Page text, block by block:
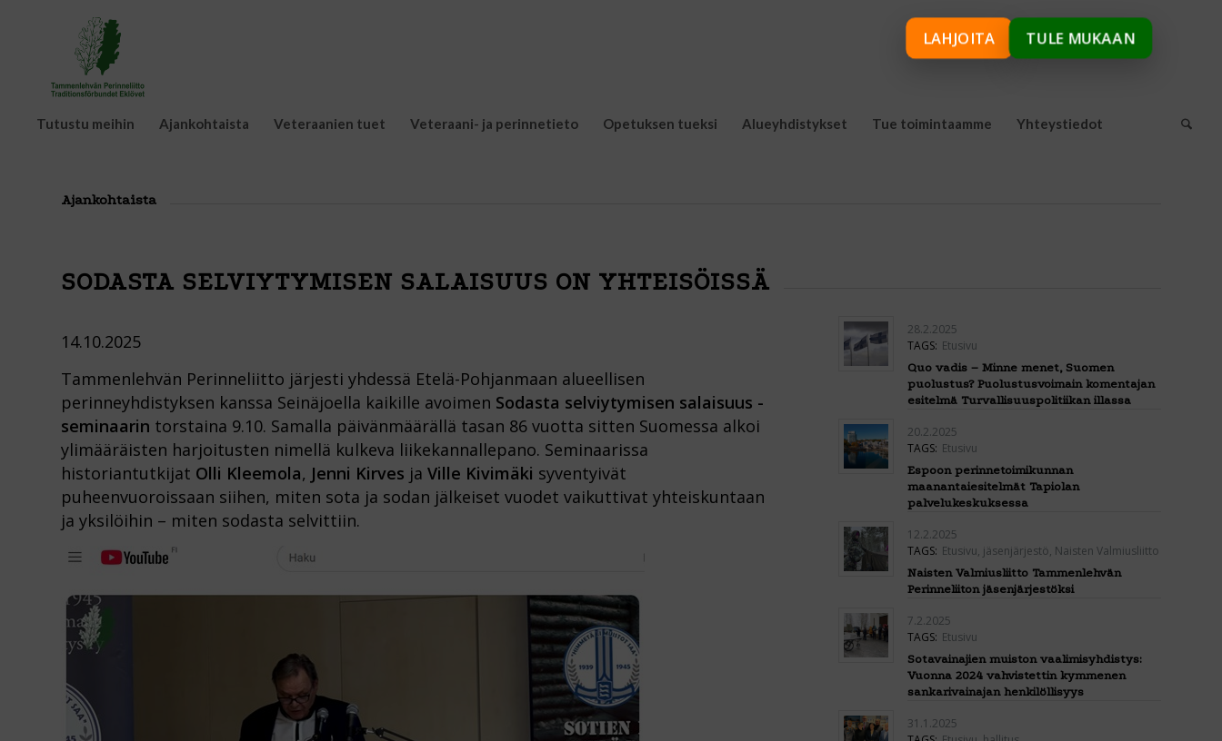
Tutustu meihin Ajankohtaista Veteraanien tuet Veteraani- ja perinnetieto Opetuksen tueksi Alueyhdistykset Tue toimintaamme Yhteystiedot
Ajankohtaista
SODASTA SELVIYTYMISEN SALAISUUS ON YHTEISÖISSÄ
14.10.2025
Tammenlehvän Perinneliitto järjesti yhdessä Etelä-Pohjanmaan alueellisen
perinneyhdistyksen kanssa Seinäjoella kaikille avoimen Sodasta selviytymisen salaisuus -
seminaarin torstaina 9.10. Samalla päivänmäärällä tasan 86 vuotta sitten Suomessa alkoi
ylimääräisten harjoitusten nimellä kulkeva liikekannallepano. Seminaarissa
historiantutkijat Olli Kleemola, Jenni Kirves ja Ville Kivimäki syventyivät
puheenvuoroissaan siihen, miten sota ja sodan jälkeiset vuodet vaikuttivat yhteiskuntaan
ja yksilöihin – miten sodasta selvittiin.
28.2.2025
TAGS: Etusivu
Quo vadis – Minne menet, Suomen
puolustus? Puolustusvoimain komentajan
esitelmä Turvallisuuspolitiikan illassa
20.2.2025
TAGS: Etusivu
Espoon perinnetoimikunnan
maanantaiesitelmät Tapiolan
palvelukeskuksessa
12.2.2025
TAGS: Etusivu, jäsenjärjestö, Naisten Valmiusliitto
Naisten Valmiusliitto Tammenlehvän
Perinneliiton jäsenjärjestöksi
7.2.2025
TAGS: Etusivu
Sotavainajien muiston vaalimisyhdistys:
Vuonna 2024 vahvistettin kymmenen
sankarivainajan henkilöllisyys
31.1.2025
LAHJOITA TULE MUKAAN